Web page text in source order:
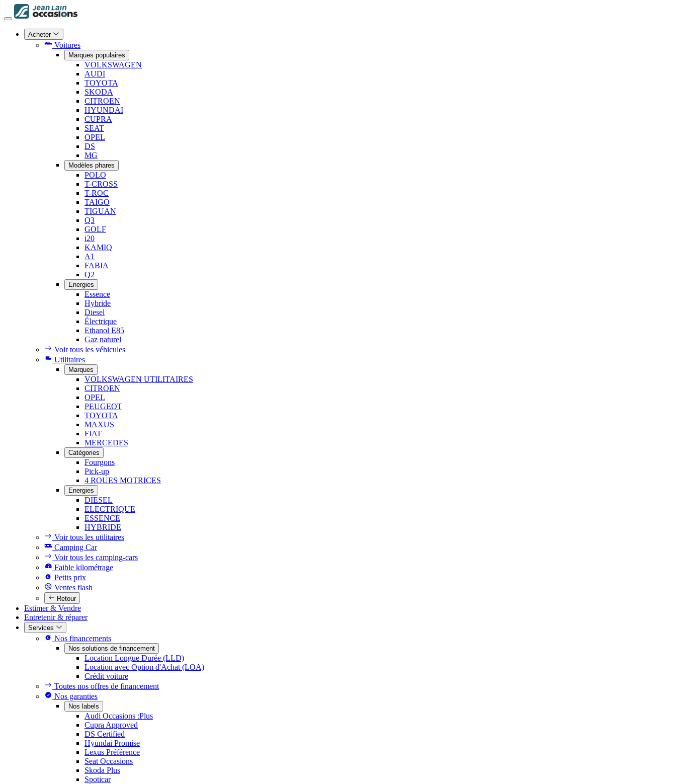
Acheter
Voitures
Marques populaires
VOLKSWAGEN
AUDI
TOYOTA
SKODA
CITROEN
HYUNDAI
CUPRA
SEAT
OPEL
DS
MG
Modèles phares
POLO
T-CROSS
T-ROC
TAIGO
TIGUAN
Q3
GOLF
i20
KAMIQ
A1
FABIA
Q2
Energies
Essence
Hybride
Diesel
Électrique
Ethanol E85
Gaz naturel
Voir tous les véhicules
Utilitaires
Marques
VOLKSWAGEN UTILITAIRES
CITROEN
OPEL
PEUGEOT
TOYOTA
MAXUS
FIAT
MERCEDES
Catégories
Fourgons
Pick-up
4 ROUES MOTRICES
Energies
DIESEL
ELECTRIQUE
ESSENCE
HYBRIDE
Voir tous les utilitaires
Camping Car
Voir tous les camping-cars
Faible kilométrage
Petits prix
Ventes flash
Retour
Estimer & Vendre
Entretenir & réparer
Services
Nos financements
Nos solutions de financement
Location Longue Durée (LLD)
Location avec Option d'Achat (LOA)
Crédit voiture
Toutes nos offres de financement
Nos garanties
Nos labels
Audi Occasions :Plus
Cupra Approved
DS Certified
Hyundai Promise
Lexus Préférence
Seat Occasions
Skoda Plus
Spoticar